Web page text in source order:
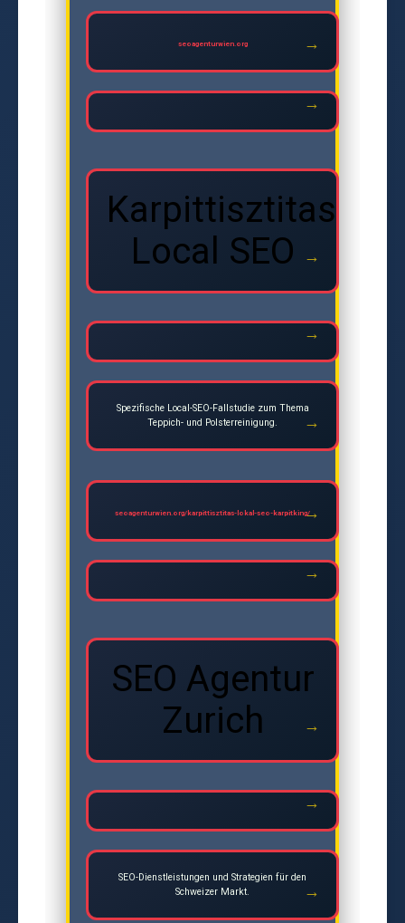
seoagenturwien.org
Karpittisztitas
Local SEO
Spezifische Local-SEO-Fallstudie zum Thema
Teppich- und Polsterreinigung.
seoagenturwien.org/karpittisztitas-lokal-seo-karpitking/
SEO Agentur
Zurich
SEO-Dienstleistungen und Strategien für den
Schweizer Markt.